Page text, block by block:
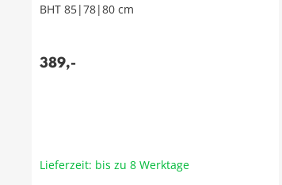
BHT 85|78|80 cm
389,-
Lieferzeit: bis zu 8 Werktage